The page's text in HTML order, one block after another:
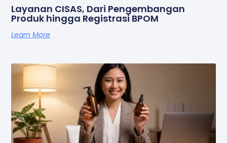
Layanan CISAS, Dari Pengembangan
Produk hingga Registrasi BPOM
Learn More